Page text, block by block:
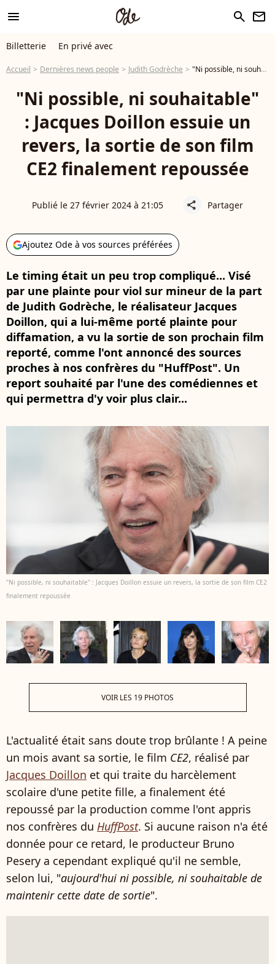
menu search newsletter
Billetterie En privé avec
Accueil Dernières news people Judith Godrèche "Ni possible, ni souhaitable" : Jacques Doillon essuie un revers, la sortie de son film CE2 finalement repoussée
"Ni possible, ni souhaitable"
: Jacques Doillon essuie un
revers, la sortie de son film
CE2 finalement repoussée
Publié le 27 février 2024 à 21:05 share Partager
Ajoutez Ode à vos sources préférées
Le timing était un peu trop compliqué... Visé
par une plainte pour viol sur mineur de la part
de Judith Godrèche, le réalisateur Jacques
Doillon, qui a lui-même porté plainte pour
diffamation, a vu la sortie de son prochain film
reporté, comme l'ont annoncé des sources
proches à nos confrères du "HuffPost". Un
report souhaité par l'une des comédiennes et
qui permettra d'y voir plus clair...
"Ni possible, ni souhaitable" : Jacques Doillon essuie un revers, la sortie de son film CE2
finalement repoussée
VOIR LES 19 PHOTOS
L'actualité était sans doute trop brûlante ! A peine
un mois avant sa sortie, le film CE2, réalisé par
Jacques Doillon et qui traite du harcèlement
scolaire d'une petite fille, a finalement été
repoussé par la production comme l'ont appris
nos confrères du HuffPost. Si aucune raison n'a été
donnée pour ce retard, le producteur Bruno
Pesery a cependant expliqué qu'il ne semble,
selon lui, "aujourd'hui ni possible, ni souhaitable de
maintenir cette date de sortie".